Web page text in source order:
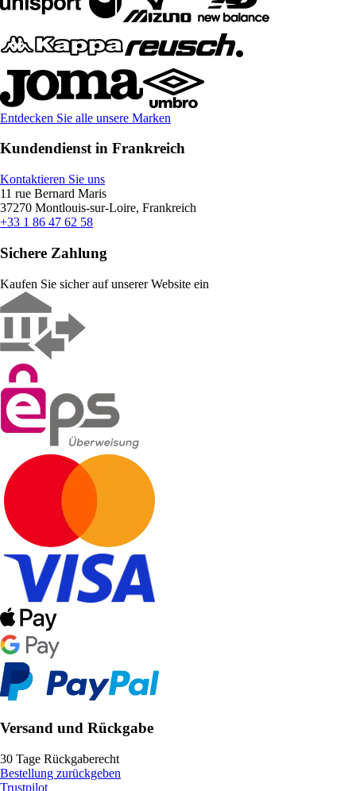
Entdecken Sie alle unsere Marken
Kundendienst in Frankreich
Kontaktieren Sie uns
11 rue Bernard Maris
37270 Montlouis-sur-Loire, Frankreich
+33 1 86 47 62 58
Sichere Zahlung
Kaufen Sie sicher auf unserer Website ein
Versand und Rückgabe
30 Tage Rückgaberecht
Bestellung zurückgeben
Trustpilot